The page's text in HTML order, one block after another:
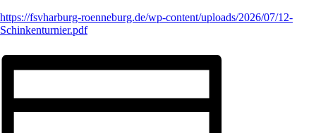
https://fsvharburg-roenneburg.de/wp-content/uploads/2026/07/12-
Schinkenturnier.pdf